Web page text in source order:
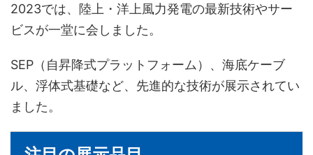
2023では、陸上・洋上風力発電の最新技術やサー
ビスが一堂に会しました。
SEP（自昇降式プラットフォーム）、海底ケーブ
ル、浮体式基礎など、先進的な技術が展示されてい
ました。